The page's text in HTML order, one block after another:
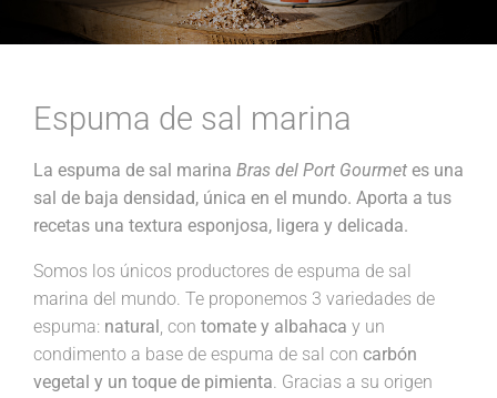
Espuma de sal marina
La espuma de sal marina Bras del Port Gourmet es una
sal de baja densidad, única en el mundo. Aporta a tus
recetas una textura esponjosa, ligera y delicada.
Somos los únicos productores de espuma de sal
marina del mundo. Te proponemos 3 variedades de
espuma: natural, con tomate y albahaca y un
condimento a base de espuma de sal con carbón
vegetal y un toque de pimienta. Gracias a su origen